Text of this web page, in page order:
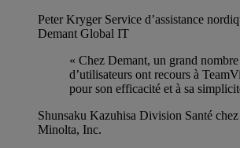
Peter Kryger Service d’assistance
Demant Global IT
« Chez Demant, un grand nombre
d’utilisateurs ont recours à
pour son efficacité et à sa
Shunsaku Kazuhisa Division Santé
Minolta, Inc.